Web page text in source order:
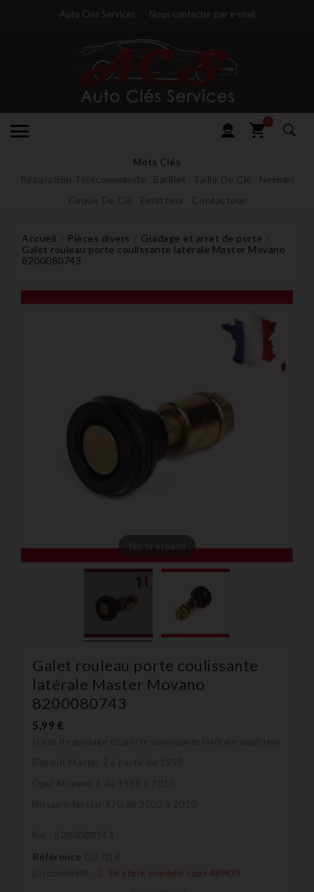
Auto Clés Services Nous contacter par e-mail
0
Mots Clés
Réparation Télecommande Barillet Taille De Clé
Neiman
Coque De Clé
Emetteur Contacteur
Accueil Pièces divers
Guidage et arret de porte
Galet rouleau porte coulissante latérale Master Movano
8200080743
Tap to expand
Galet rouleau porte coulissante
latérale Master Movano
8200080743
5,99 €
Référence
En stock expédié sous 48H00